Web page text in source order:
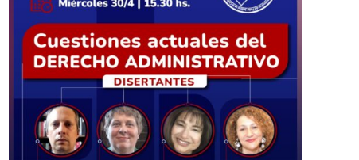
Comunicado
Conjunto Colegio de
Magistrados CABA –
Mafucaba